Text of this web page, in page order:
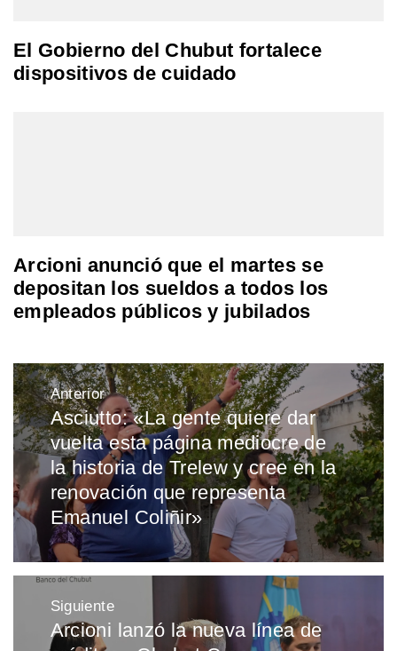
El Gobierno del Chubut fortalece
dispositivos de cuidado
Arcioni anunció que el martes se
depositan los sueldos a todos los
empleados públicos y jubilados
Navegación
de
entradas
Anterior
Entrada
anterior:
Asciutto: «La gente quiere dar
vuelta esta página mediocre de
la historia de Trelew y cree en la
renovación que representa
Emanuel Coliñir»
Siguiente
Entrada
Arcioni lanzó la nueva línea de